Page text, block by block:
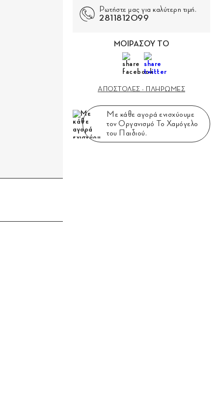
Ρωτήστε μας για καλύτερη τιμή.
2811812099
ΜΟΙΡΑΣΟΥ ΤΟ
ΑΠΟΣΤΟΛΕΣ - ΠΛΗΡΩΜΕΣ
Με κάθε αγορά ενισχύουμε
τον Οργανισμό Το Χαμόγελο
του Παιδιού.